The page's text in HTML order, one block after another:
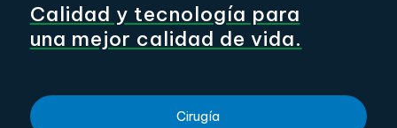
Calidad y tecnología para
una mejor calidad de vida.
Cirugía